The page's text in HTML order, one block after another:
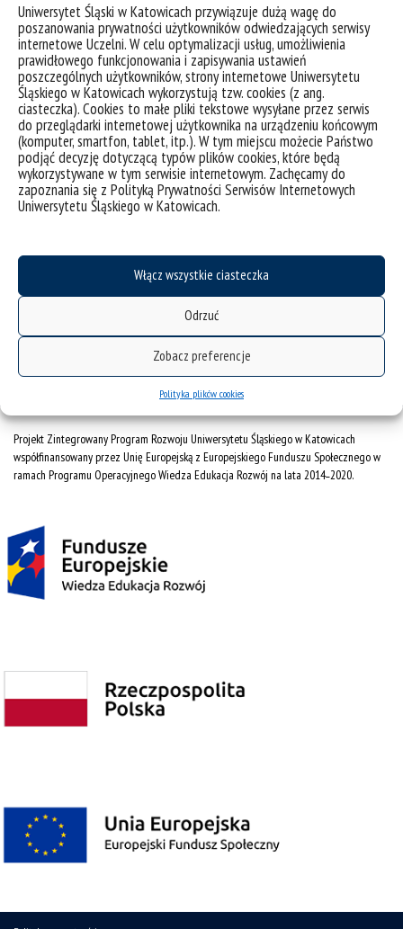
Uniwersytet Śląski w Katowicach przywiązuje dużą wagę do
poszanowania prywatności użytkowników odwiedzających serwisy
internetowe Uczelni. W celu optymalizacji usług, umożliwienia
prawidłowego funkcjonowania i zapisywania ustawień
poszczególnych użytkowników, strony internetowe Uniwersytetu
Śląskiego w Katowicach wykorzystują tzw. cookies (z ang.
ciasteczka). Cookies to małe pliki tekstowe wysyłane przez serwis
do przeglądarki internetowej użytkownika na urządzeniu końcowym
(komputer, smartfon, tablet, itp.). W tym miejscu możecie Państwo
podjąć decyzję dotyczącą typów plików cookies, które będą
wykorzystywane w tym serwisie internetowym. Zachęcamy do
zapoznania się z Polityką Prywatności Serwisów Internetowych
Uniwersytetu Śląskiego w Katowicach.
Włącz wszystkie ciasteczka
Odrzuć
Zobacz preferencje
Polityka plików cookies
deklaracja dostępności
mapa strony
Projekt Zintegrowany Program Rozwoju Uniwersytetu Śląskiego w Katowicach
współfinansowany przez Unię Europejską z Europejskiego Funduszu Społecznego w
ramach Programu Operacyjnego Wiedza Edukacja Rozwój na lata 2014˗2020.